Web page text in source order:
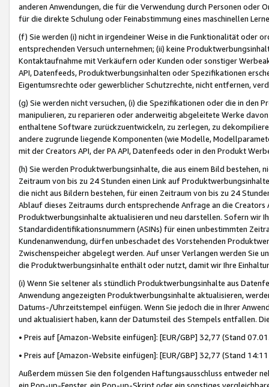
anderen Anwendungen, die für die Verwendung durch Personen
für die direkte Schulung oder Feinabstimmung eines maschinellen
(f) Sie werden (i) nicht in irgendeiner Weise in die Funktionalität oder
entsprechenden Versuch unternehmen; (ii) keine
Kontaktaufnahme mit Verkäufern oder Kunden oder sonstiger
API, Datenfeeds, Produktwerbungsinhalten oder Spezifikationen
Eigentumsrechte oder gewerblicher Schutzrechte, nicht entfernen,
(g) Sie werden nicht versuchen, (i) die Spezifikationen oder die in
manipulieren, zu reparieren oder anderweitig abgeleitete Werke
enthaltene Software zurückzuentwickeln, zu zerlegen, zu
andere zugrunde liegende Komponenten (wie Modelle,
mit der Creators API, der PA API, Datenfeeds oder in den Produkt
(h) Sie werden Produktwerbungsinhalte, die aus einem Bild bestehen,
Zeitraum von bis zu 24 Stunden einen Link auf
die nicht aus Bildern bestehen, für einen Zeitraum von bis zu 24
Ablauf dieses Zeitraums durch entsprechende Anfrage an die
Produktwerbungsinhalte aktualisieren und neu darstellen. Sofern wir
Standardidentifikationsnummern (ASINs) für einen unbestimmten
Kundenanwendung, dürfen unbeschadet des Vorstehenden
Zwischenspeicher abgelegt werden. Auf unser Verlangen werden Sie
die Produktwerbungsinhalte enthält oder nutzt, damit wir Ihre
(i) Wenn Sie seltener als stündlich Produktwerbungsinhalte aus
Anwendung angezeigten Produktwerbungsinhalte aktualisieren,
Datums-/Uhrzeitstempel einfügen. Wenn Sie jedoch die in Ihrer
und aktualisiert haben, kann der Datumsteil des Stempels entfallen.
• Preis auf [Amazon-Website einfügen]: [EUR/GBP] 32,77 (Stand
• Preis auf [Amazon-Website einfügen]: [EUR/GBP] 32,77 (Stand
Außerdem müssen Sie den folgenden Haftungsausschluss entweder
ein Pop-up-Fenster, ein Pop-up-Skript oder ein sonstiges